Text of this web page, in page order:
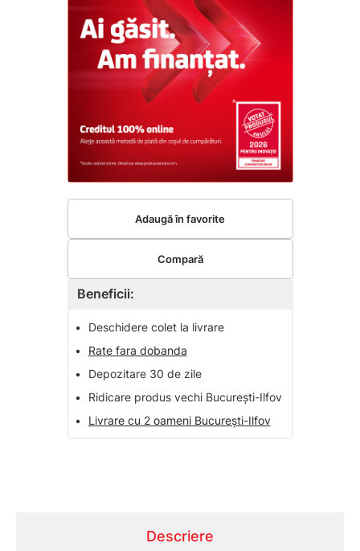
Beneficii:
•
Deschidere colet la livrare
•
Rate fara dobanda
•
Depozitare 30 de zile
•
Ridicare produs vechi București-Ilfov
•
Livrare cu 2 oameni București-Ilfov
Adaugă în favorite
Compară
Descriere